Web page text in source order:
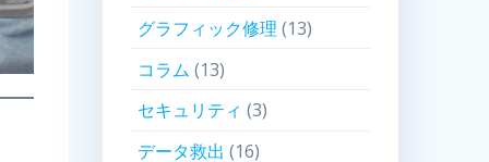
グラフィック修理 (13)
コラム (13)
セキュリティ (3)
データ救出 (16)